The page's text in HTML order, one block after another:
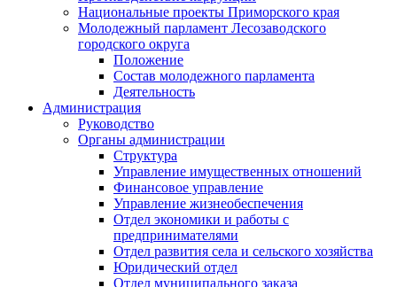
Национальные проекты Приморского края
Молодежный парламент Лесозаводского
городского округа
Положение
Состав молодежного парламента
Деятельность
Администрация
Руководство
Органы администрации
Структура
Управление имущественных отношений
Финансовое управление
Управление жизнеобеспечения
Отдел экономики и работы с
предпринимателями
Отдел развития села и сельского хозяйства
Юридический отдел
Отдел муниципального заказа